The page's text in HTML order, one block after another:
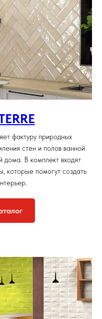
фактуру природных
стен и полов ванной
В комплект входят
которые помогут создать